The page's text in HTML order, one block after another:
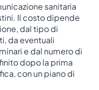
sanitaria
Il costo dipende
dal tipo di
da eventuali
e dal numero di
dopo la prima
con un piano di